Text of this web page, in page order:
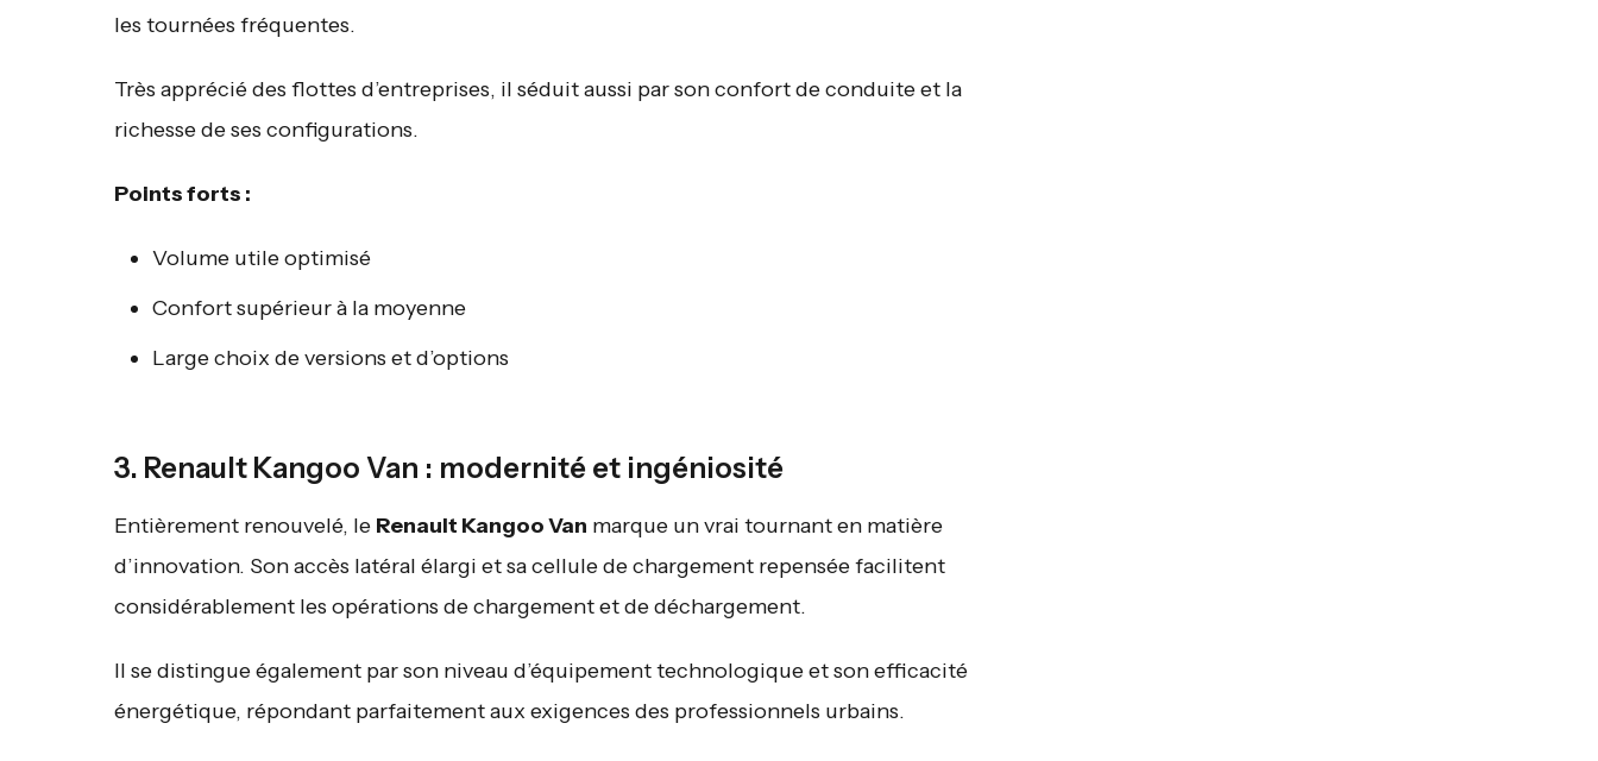
les tournées fréquentes.
Très apprécié des flottes d’entreprises, il séduit aussi par son confort de conduite et la
richesse de ses configurations.
Points forts :
Volume utile optimisé
Confort supérieur à la moyenne
Large choix de versions et d’options
3. Renault Kangoo Van : modernité et ingéniosité
Entièrement renouvelé, le Renault Kangoo Van marque un vrai tournant en matière
d’innovation. Son accès latéral élargi et sa cellule de chargement repensée facilitent
considérablement les opérations de chargement et de déchargement.
Il se distingue également par son niveau d’équipement technologique et son efficacité
énergétique, répondant parfaitement aux exigences des professionnels urbains.